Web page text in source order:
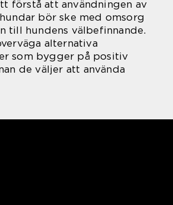
förstå att användningen av
bör ske med omsorg
till hundens välbefinnande.
alternativa
som bygger på positiv
de väljer att använda